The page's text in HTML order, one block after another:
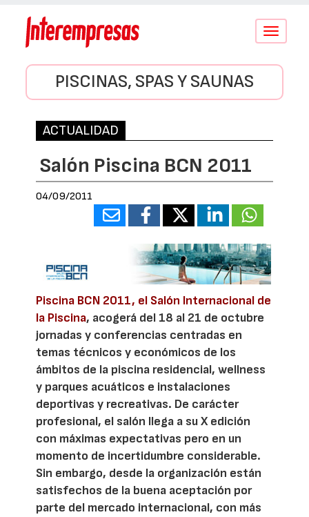
Conmutar
PISCINAS, SPAS Y SAUNAS
ACTUALIDAD
Salón Piscina BCN 2011
04/09/2011
Piscina BCN 2011, el Salón Internacional de
la Piscina, acogerá del 18 al 21 de octubre
jornadas y conferencias centradas en
temas técnicos y económicos de los
ámbitos de la piscina residencial, wellness
y parques acuáticos e instalaciones
deportivas y recreativas. De carácter
profesional, el salón llega a su X edición
con máximas expectativas pero en un
momento de incertidumbre considerable.
Sin embargo, desde la organización están
satisfechos de la buena aceptación por
parte del mercado internacional, con más